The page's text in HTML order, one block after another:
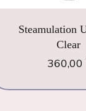
Steamulation
Clear
360,00